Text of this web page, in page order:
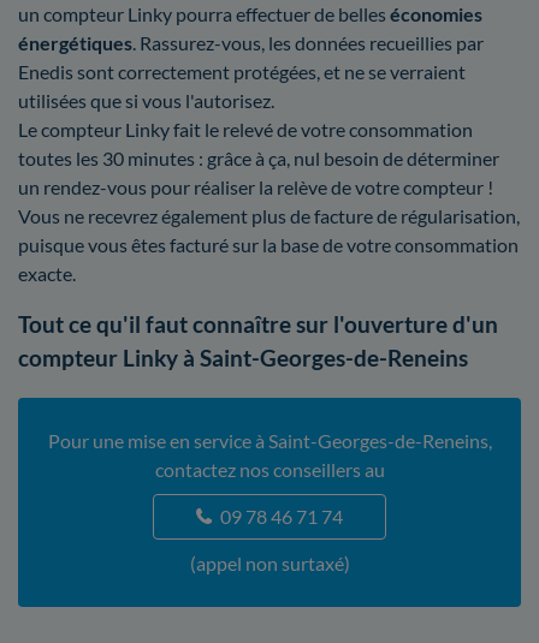
un compteur Linky pourra effectuer de belles économies
énergétiques . Rassurez-vous, les données recueillies par
Enedis sont correctement protégées, et ne se verraient
utilisées que si vous l'autorisez.
Le compteur Linky fait le relevé de votre consommation
toutes les 30 minutes : grâce à ça, nul besoin de déterminer
un rendez-vous pour réaliser la relève de votre compteur !
Vous ne recevrez également plus de facture de régularisation,
puisque vous êtes facturé sur la base de votre consommation
exacte.
Tout ce qu'il faut connaître sur l'ouverture d'un
compteur Linky à Saint-Georges-de-Reneins
Pour une mise en service à Saint-Georges-de-Reneins,
contactez nos conseillers au
09 78 46 71 74
(appel non surtaxé)